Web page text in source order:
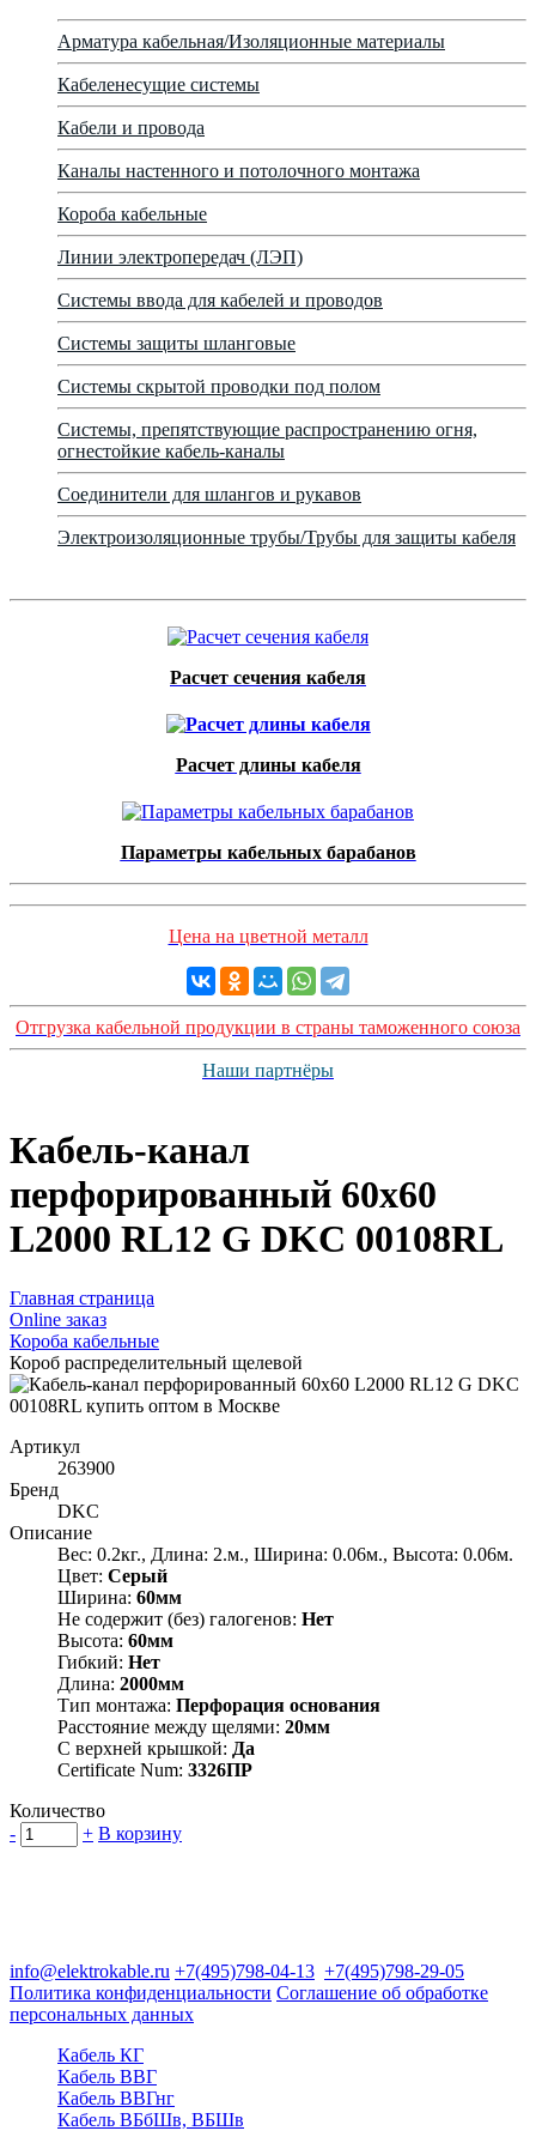
Арматура кабельная/Изоляционные материалы
Кабеленесущие системы
Кабели и провода
Каналы настенного и потолочного монтажа
Короба кабельные
Линии электропередач (ЛЭП)
Системы ввода для кабелей и проводов
Системы защиты шланговые
Системы скрытой проводки под полом
Системы, препятствующие распространению огня,
огнестойкие кабель-каналы
Соединители для шлангов и рукавов
Электроизоляционные трубы/Трубы для защиты кабеля
Расчет сечения кабеля
Расчет длины кабеля
Параметры кабельных барабанов
Цена на цветной металл
Отгрузка кабельной продукции в страны таможенного союза
Наши партнёры
Кабель-канал
перфорированный 60х60
L2000 RL12 G DKC 00108RL
Главная страница
Оnline заказ
Короба кабельные
Короб распределительный щелевой
Артикул
263900
Бренд
DKC
Описание
Вес: 0.2кг., Длина: 2.м., Ширина: 0.06м., Высота: 0.06м.
Цвет: Серый
Ширина: 60мм
Не содержит (без) галогенов: Нет
Высота: 60мм
Гибкий: Нет
Длина: 2000мм
Тип монтажа: Перфорация основания
Расстояние между щелями: 20мм
С верхней крышкой: Да
Certificate Num: 3326ПР
Количество
-
+ В корзину
info@elektrokable.ru +7(495)798-04-13 +7(495)798-29-05
Политика конфиденциальности Соглашение об обработке
персональных данных
Кабель КГ
Кабель ВВГ
Кабель ВВГнг
Кабель ВБбШв, ВБШв